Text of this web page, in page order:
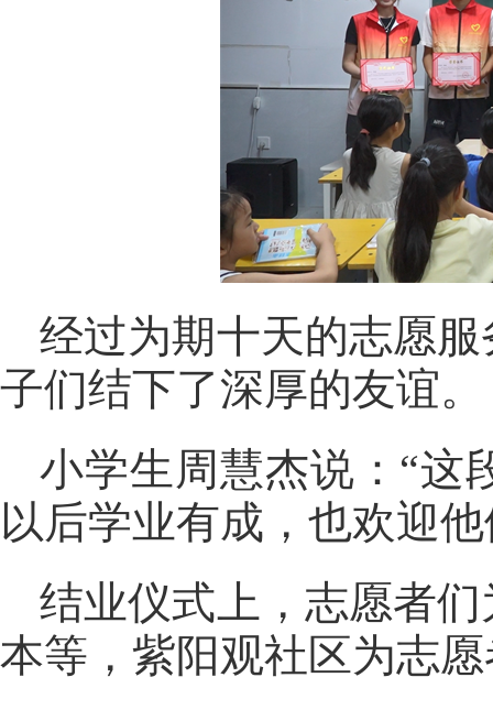
经过为期十天的志愿
子们结下了深厚的友谊。
小学生周慧杰说：“这
以后学业有成，也欢迎
结业仪式上，志愿者
本等，紫阳观社区为志